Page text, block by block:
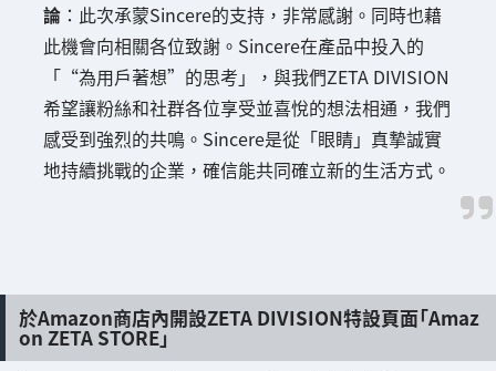
論 ：此次承蒙Sincere的支持，非常感謝。同時也藉
此機會向相關各位致謝。Sincere在產品中投入的
「“為用戶著想”的思考」，與我們ZETA DIVISION
希望讓粉絲和社群各位享受並喜悅的想法相通，我們
感受到強烈的共鳴。Sincere是從「眼睛」真摯誠實
地持續挑戰的企業，確信能共同確立新的生活方式。
於Amazon商店內開設ZETA DIVISION特設頁面「Amaz
on ZETA STORE」